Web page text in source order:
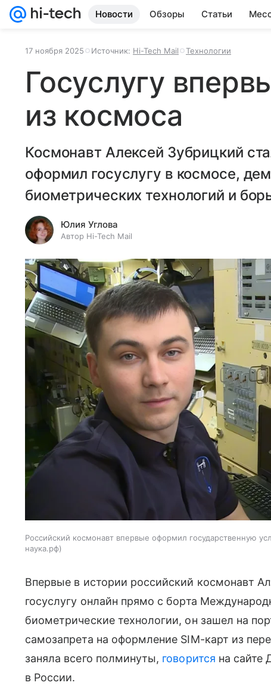
Новости Обзоры Статьи
17 ноября 2025 Источник: Hi-Tech Mail Технологии
Госуслугу
из космоса
Космонавт Алексей Зубрицкий
оформил госуслугу в космосе,
биометрических технологий и
Юлия Углова
Автор Hi-Tech Mail
Российский космонавт впервые оформил государственную
наука.рф
Впервые в истории российский космонавт
госуслугу онлайн прямо с борта
биометрические технологии, он зашел на
самозапрета на оформление SIM-карт из
заняла всего полминуты, говорится на сайте
в России.